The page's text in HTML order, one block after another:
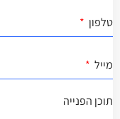
טלפון
מייל
תוכן הפנייה